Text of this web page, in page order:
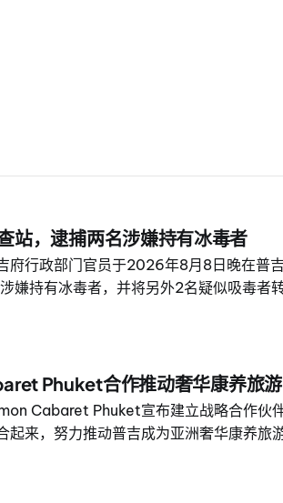
站，逮捕两名涉嫌持有冰毒者
府行政部门官员于2026年8月8日晚在普
嫌持有冰毒者，并将另外2名疑似吸毒者
始，由普吉府府尹 Chotnarin Kerdsom 指
及拉萨达分区第1村猴子观景台前。 两名
基苯丙胺，即“冰毒”。 他们已被移交调
吸毒者的人员已登记，并被转介接受治疗
Phuket合作推动奢华康养旅游
Cabaret Phuket宣布建立战略合作伙
起来，努力推动普吉成为亚洲奢华康养旅游
the Night Card（“夜之女王卡”）套餐，